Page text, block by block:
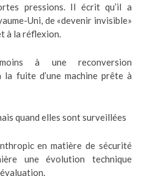
pressions. Il écrit qu’il a
Uni, de «devenir invisible»
à la réflexion.
à une reconversion
la fuite d’une machine prête à
quand elles sont surveillées
en matière de sécurité
une évolution technique